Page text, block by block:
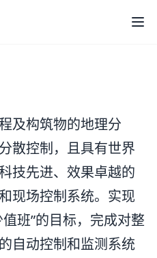
打
及构筑物的地理分
散控制，且具有世界
技先进、效果卓越的
现场控制系统。实现
班”的目标，完成对整
自动控制和监测系统